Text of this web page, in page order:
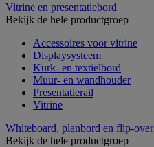
Vitrine en presentatiebord
Bekijk de hele productgroep
Accessoires voor vitrine
Displaysysteem
Kurk- en textielbord
Muur- en wandhouder
Presentatierail
Vitrine
Whiteboard, planbord en flip-over
Bekijk de hele productgroep